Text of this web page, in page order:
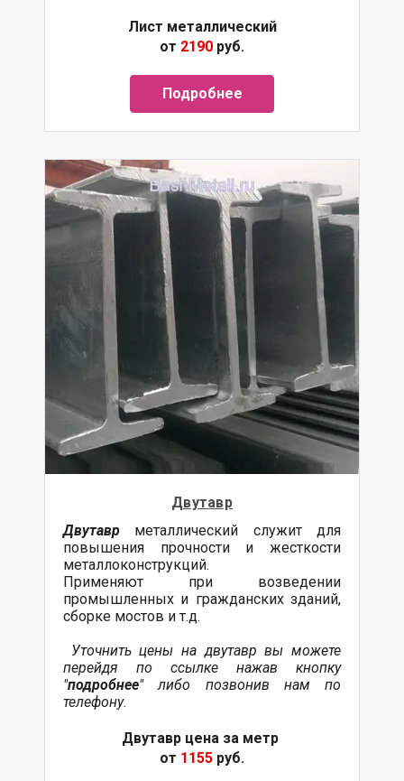
Лист металлический
от 2190 руб.
Подробнее
Двутавр
Двутавр металлический служит для
повышения прочности и жесткости
металлоконструкций.
Применяют при возведении
промышленных и гражданских зданий,
сборке мостов и т.д.
Уточнить цены на двутавр вы можете
перейдя по ссылке нажав кнопку
"подробнее" либо позвонив нам по
телефону.
Двутавр цена за метр
от 1155 руб.